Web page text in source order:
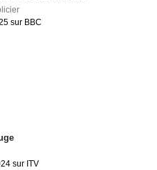
sur BBC
sur ITV